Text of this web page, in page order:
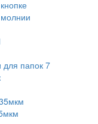
для папок 7